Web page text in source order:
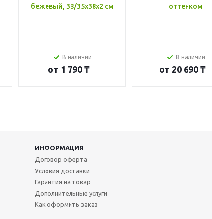
бежевый, 38/35x38x2 см
В наличии
от 1 790 ₸
оттенком
В наличии
от 20 690 ₸
ИНФОРМАЦИЯ
Договор оферта
Условия доставки
Гарантия на товар
Дополнительные услуги
Как оформить заказ